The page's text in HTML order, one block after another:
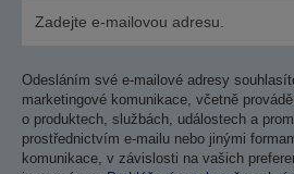
Odesláním své e-mailové adresy
marketingové komunikace, včetně
o produktech, službách, událostech a
prostřednictvím e-mailu nebo jinými
komunikace, v závislosti na vašich